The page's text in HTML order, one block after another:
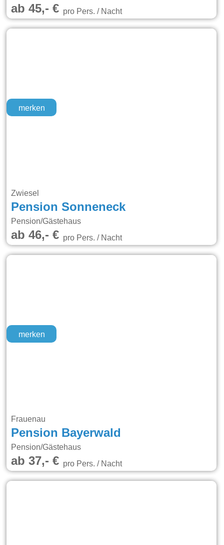
ab 45,- €pro Pers. / Nacht
merken
Zwiesel
Pension Sonneneck
Pension/Gästehaus
ab 46,- €pro Pers. / Nacht
merken
Frauenau
Pension Bayerwald
Pension/Gästehaus
ab 37,- €pro Pers. / Nacht